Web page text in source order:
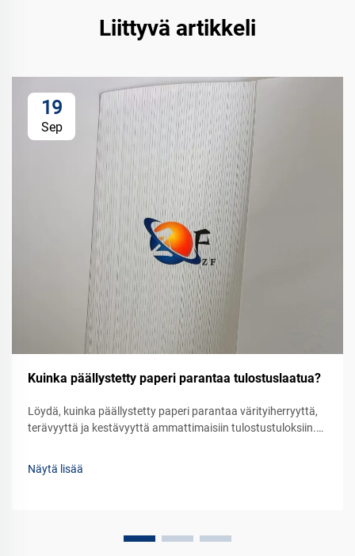
Liittyvä artikkeli
19
Sep
Kuinka päällystetty paperi parantaa tulostuslaatua?
Löydä, kuinka päällystetty paperi parantaa värityiherryyttä,
terävyyttä ja kestävyyttä ammattimaisiin tulostustuloksiin.
Näytä lisää